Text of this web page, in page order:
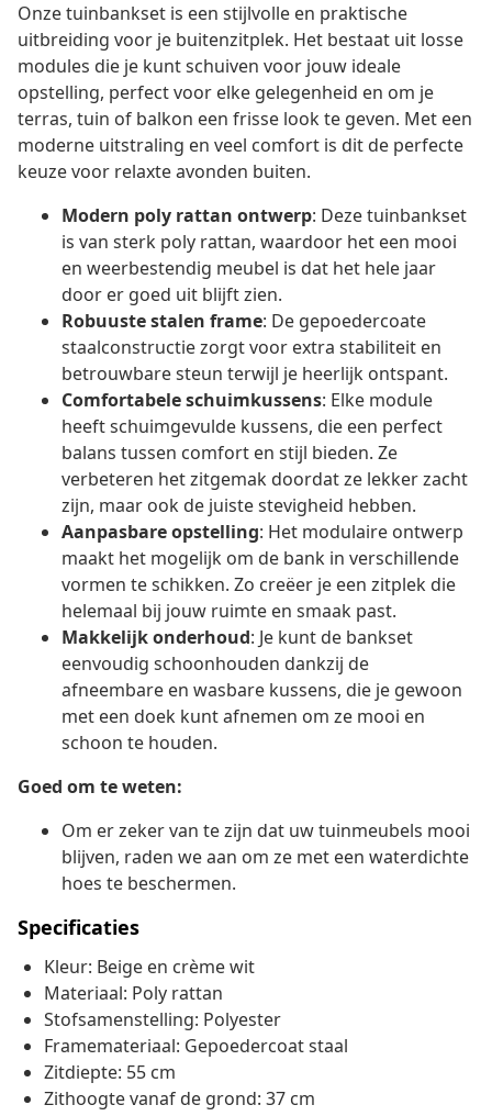
Onze tuinbankset is een stijlvolle en praktische
uitbreiding voor je buitenzitplek. Het bestaat uit losse
modules die je kunt schuiven voor jouw ideale
opstelling, perfect voor elke gelegenheid en om je
terras, tuin of balkon een frisse look te geven. Met een
moderne uitstraling en veel comfort is dit de perfecte
keuze voor relaxte avonden buiten.
Modern poly rattan ontwerp: Deze tuinbankset
is van sterk poly rattan, waardoor het een mooi
en weerbestendig meubel is dat het hele jaar
door er goed uit blijft zien.
Robuuste stalen frame: De gepoedercoate
staalconstructie zorgt voor extra stabiliteit en
betrouwbare steun terwijl je heerlijk ontspant.
Comfortabele schuimkussens: Elke module
heeft schuimgevulde kussens, die een perfect
balans tussen comfort en stijl bieden. Ze
verbeteren het zitgemak doordat ze lekker zacht
zijn, maar ook de juiste stevigheid hebben.
Aanpasbare opstelling: Het modulaire ontwerp
maakt het mogelijk om de bank in verschillende
vormen te schikken. Zo creëer je een zitplek die
helemaal bij jouw ruimte en smaak past.
Makkelijk onderhoud: Je kunt de bankset
eenvoudig schoonhouden dankzij de
afneembare en wasbare kussens, die je gewoon
met een doek kunt afnemen om ze mooi en
schoon te houden.
Goed om te weten:
Om er zeker van te zijn dat uw tuinmeubels mooi
blijven, raden we aan om ze met een waterdichte
hoes te beschermen.
Specificaties
Kleur: Beige en crème wit
Materiaal: Poly rattan
Stofsamenstelling: Polyester
Framemateriaal: Gepoedercoat staal
Zitdiepte: 55 cm
Zithoogte vanaf de grond: 37 cm